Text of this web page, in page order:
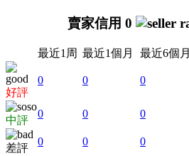
賣家信用 0
最近1周 最近1個月 最近6個月
好評
0 0 0
中評
0 0 0
差評
0 0 0